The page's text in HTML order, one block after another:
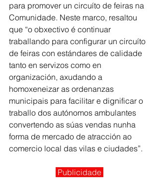
para promover un circuíto de feiras na
Comunidade. Neste marco, resaltou
que “o obxectivo é continuar
traballando para configurar un circuíto
de feiras con estándares de calidade
tanto en servizos como en
organización, axudando a
homoxeneizar as ordenanzas
municipais para facilitar e dignificar o
traballo dos autónomos ambulantes
convertendo as súas vendas nunha
forma de mercado de atracción ao
comercio local das vilas e ciudades”.
Publicidade